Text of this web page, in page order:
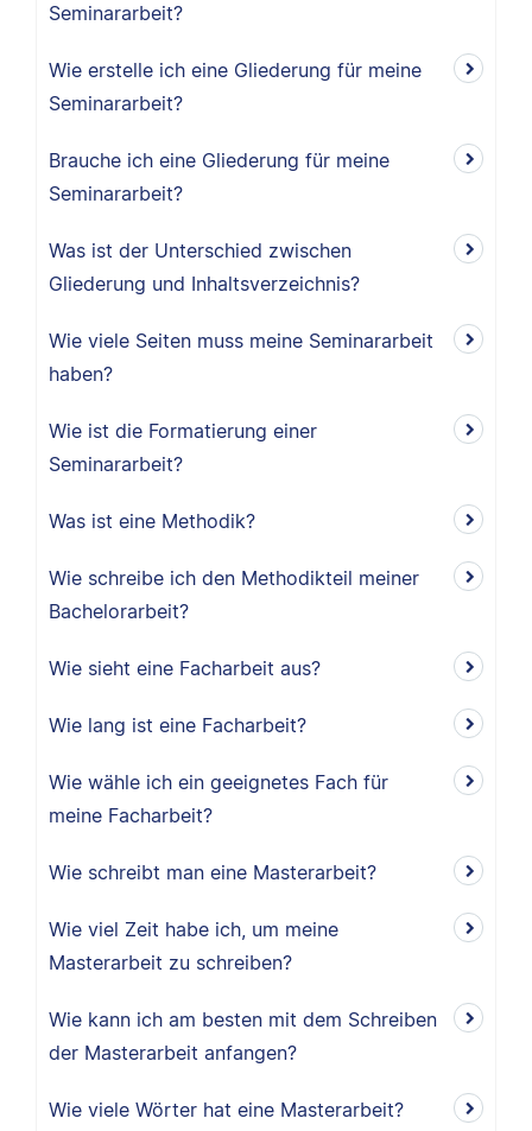
Seminararbeit?
Wie erstelle ich eine Gliederung für meine
Seminararbeit?
Brauche ich eine Gliederung für meine
Seminararbeit?
Was ist der Unterschied zwischen
Gliederung und Inhaltsverzeichnis?
Wie viele Seiten muss meine Seminararbeit
haben?
Wie ist die Formatierung einer
Seminararbeit?
Was ist eine Methodik?
Wie schreibe ich den Methodikteil meiner
Bachelorarbeit?
Wie sieht eine Facharbeit aus?
Wie lang ist eine Facharbeit?
Wie wähle ich ein geeignetes Fach für
meine Facharbeit?
Wie schreibt man eine Masterarbeit?
Wie viel Zeit habe ich, um meine
Masterarbeit zu schreiben?
Wie kann ich am besten mit dem Schreiben
der Masterarbeit anfangen?
Wie viele Wörter hat eine Masterarbeit?